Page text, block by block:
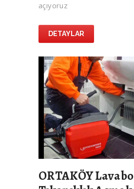
açıyoruz
DETAYLAR
ORTAKÖY Lavabo